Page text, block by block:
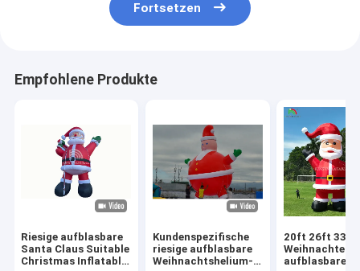
Fortsetzen
Empfohlene Produkte
Riesige aufblasbare
Santa Claus Suitable
Christmas Inflatable
Kundenspezifische
riesige aufblasbare
Weihnachtshelium-
20ft 26ft 33ft
Weihnachten
aufblasbarer